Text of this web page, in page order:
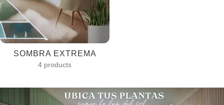
SOMBRA EXTREMA
4 products